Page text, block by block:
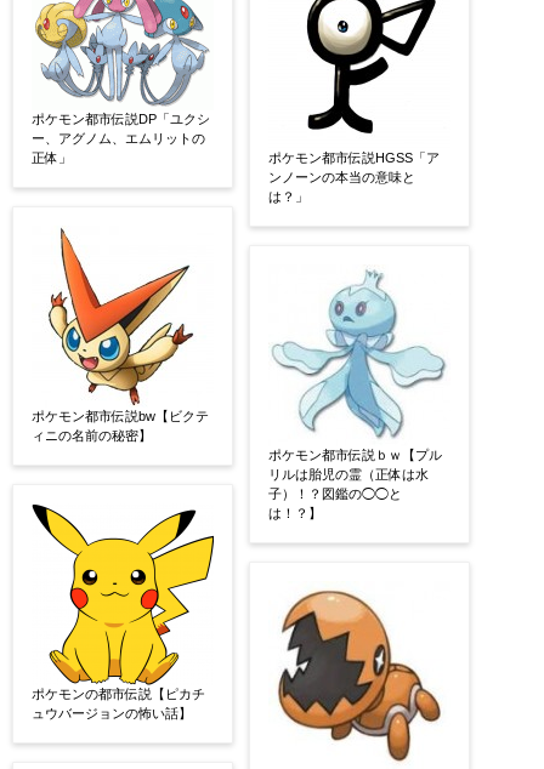
ポケモン都市伝説DP「ユクシ
ー、アグノム、エムリットの
正体」
ポケモン都市伝説bw【ビクテ
ィニの名前の秘密】
ポケモンの都市伝説【ピカチ
ュウバージョンの怖い話】
ポケモン都市伝説HGSS「ア
ンノーンの本当の意味と
は？」
ポケモン都市伝説ｂｗ【プル
リルは胎児の霊（正体は水
子）！？図鑑の◯◯と
は！？】